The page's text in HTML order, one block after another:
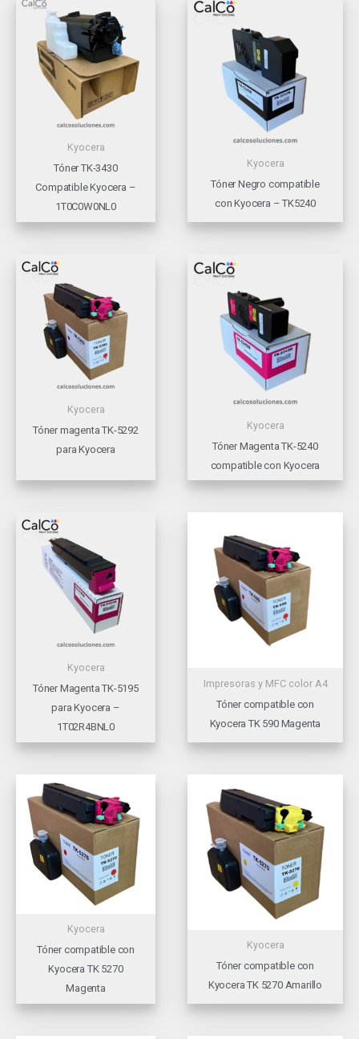
Kyocera
Tóner TK-3430
Compatible Kyocera –
1T0C0W0NL0
Kyocera
Tóner Negro compatible
con Kyocera – TK5240
Kyocera
Tóner magenta TK-5292
para Kyocera
Kyocera
Tóner Magenta TK-5240
compatible con Kyocera
Kyocera
Tóner Magenta TK-5195
para Kyocera –
1T02R4BNL0
Impresoras y MFC color A4
Tóner compatible con
Kyocera TK 590 Magenta
Kyocera
Tóner compatible con
Kyocera TK 5270
Magenta
Kyocera
Tóner compatible con
Kyocera TK 5270 Amarillo